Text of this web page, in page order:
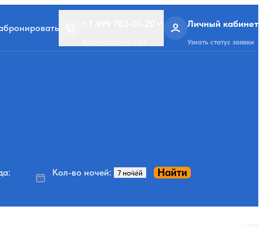
Личный кабинет
Узнать статус заявки
Кол-во ночей: Найти